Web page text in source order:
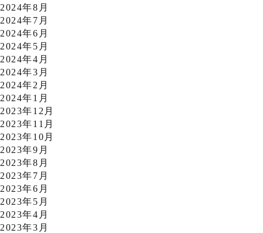
2024年8月
2024年7月
2024年6月
2024年5月
2024年4月
2024年3月
2024年2月
2024年1月
2023年12月
2023年11月
2023年10月
2023年9月
2023年8月
2023年7月
2023年6月
2023年5月
2023年4月
2023年3月